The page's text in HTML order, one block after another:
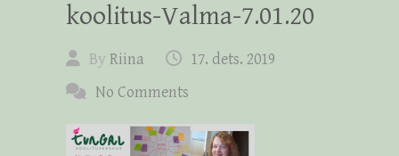
koolitus-Valma-7.01.20
By Riina
17. dets. 2019
No Comments